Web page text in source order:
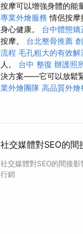
按摩可以增強身體的能
專業外燴服務情侶按摩
身心健康。 台中體態矯
按摩。 台北整骨推薦
流程 毛孔粗大的有效
人。 台中 整復 辦護照
決方案——它可以放鬆
業外燴團隊 高品質外燴
社交媒體對SEO的
社交媒體對SEO的間接
行銷